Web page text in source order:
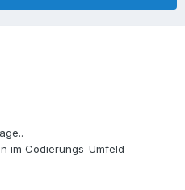
im Codierungs-Umfeld